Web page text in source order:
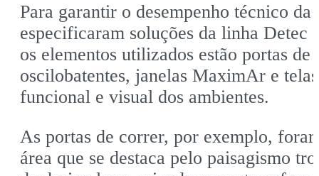
Para garantir o desempenho técnico
especificaram soluções da linha Detec
os elementos utilizados estão portas
oscilobatentes, janelas MaximAr e
funcional e visual dos ambientes.
As portas de correr, por exemplo,
área que se destaca pelo paisagismo